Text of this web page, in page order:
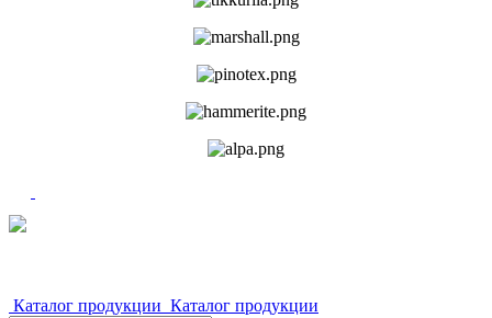
Каталог продукции Каталог продукции